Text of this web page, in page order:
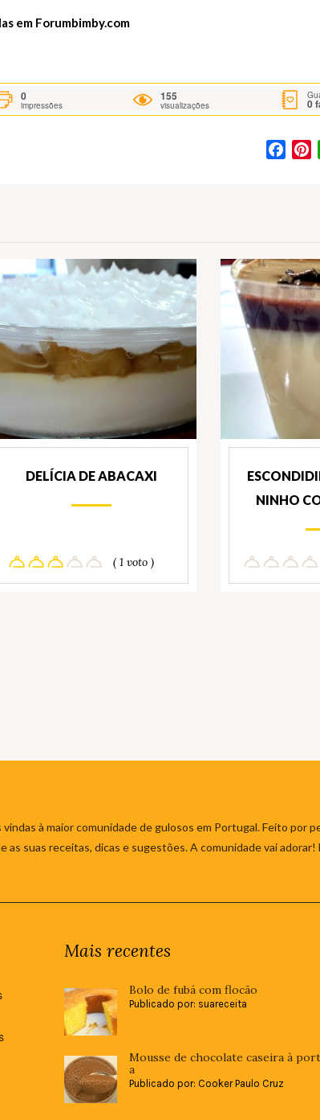
em Forumbimby.com
0
impressões
155
visualizações 0
DELÍCIA DE ABACAXI
( 1 voto )
NINHO
vindas à maior comunidade de gulosos em Portugal. Feito por
as suas receitas, dicas e sugestões. A comunidade vai
Mais recentes
Bolo de fubá com flocão
Publicado por: suareceita
Mousse de chocolate caseira à
a
Publicado por: Cooker Paulo Cruz